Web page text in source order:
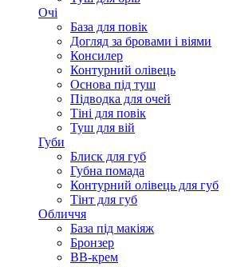
Очі
База для повік
Догляд за бровами і віями
Консилер
Контурний олівець
Основа під туш
Підводка для очей
Тіні для повік
Туш для вій
Губи
Блиск для губ
Губна помада
Контурний олівець для губ
Тінт для губ
Обличчя
База під макіяж
Бронзер
ВВ-крем